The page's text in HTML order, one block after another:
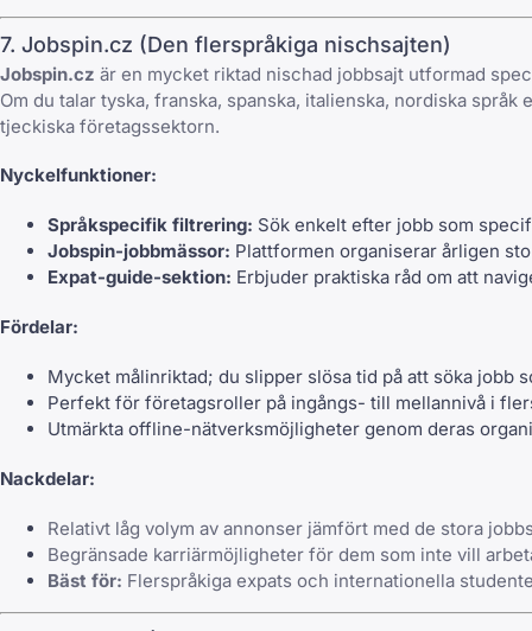
7. Jobspin.cz (Den flerspråkiga nischsajten)
Jobspin.cz är en mycket riktad nischad jobbsajt utformad
Om du talar tyska, franska, spanska, italienska, nordiska
tjeckiska företagssektorn.
Nyckelfunktioner:
Språkspecifik filtrering: Sök enkelt efter jobb som
Jobspin-jobbmässor: Plattformen organiserar årligen
Expat-guide-sektion: Erbjuder praktiska råd om att
Fördelar:
Mycket målinriktad; du slipper slösa tid på att söka jobb
Perfekt för företagsroller på ingångs- till mellannivå i
Utmärkta offline-nätverksmöjligheter genom deras
Nackdelar:
Relativt låg volym av annonser jämfört med de stora
Begränsade karriärmöjligheter för dem som inte vill
Bäst för: Flerspråkiga expats och internationella